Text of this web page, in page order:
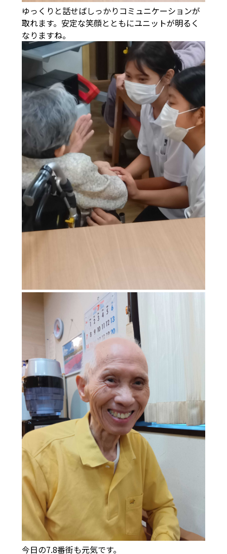
ゆっくりと話せばしっかりコミュニケーションが
取れます。安定な笑顔とともにユニットが明るく
なりますね。
今日の7.8番街も元気です。